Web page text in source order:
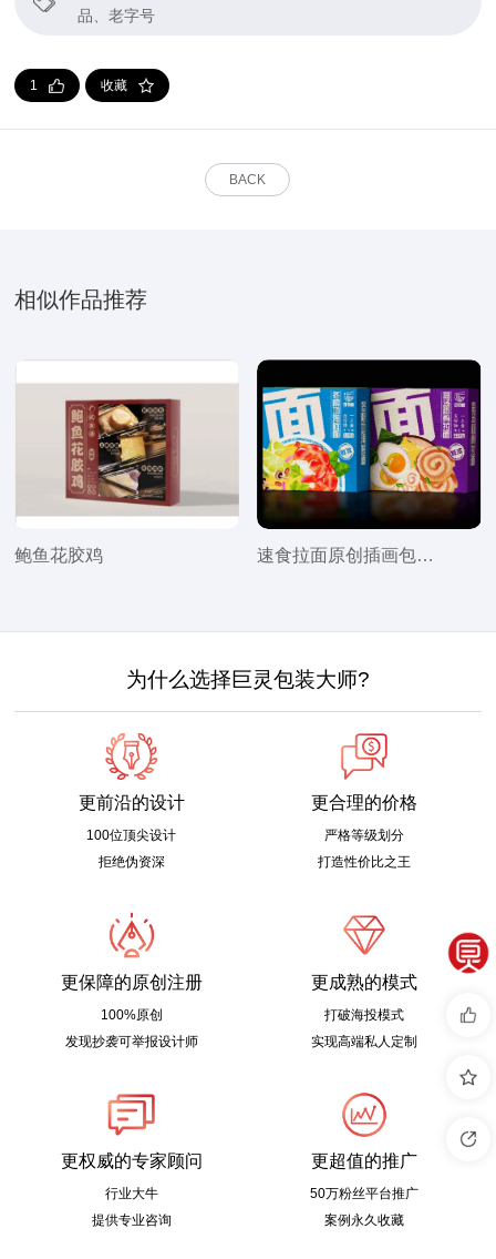
品、老字号
1 收藏
BACK
相似作品推荐
鲍鱼花胶鸡 速食拉面原创插画包装设计
为什么选择巨灵包装大师?
更前沿的设计
100位顶尖设计
拒绝伪资深
更合理的价格
严格等级划分
打造性价比之王
更保障的原创注册
100%原创
发现抄袭可举报设计师
更成熟的模式
打破海投模式
实现高端私人定制
更权威的专家顾问
行业大牛
提供专业咨询
更超值的推广
50万粉丝平台推广
案例永久收藏